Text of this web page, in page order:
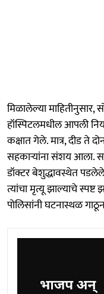
मिळालेल्या माहितीनुसार,
हॉस्पिटलमधील आपली
कक्षात गेले. मात्र, दीड ते
सहकाऱ्यांना संशय आला.
डॉक्टर बेशुद्धावस्थेत
त्यांचा मृत्यू झाल्याचे
पोलिसांनी घटनास्थळ